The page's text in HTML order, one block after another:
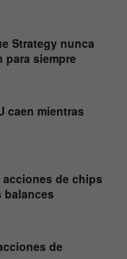
Strategy nunca
para siempre
caen mientras
de chips
balances
de